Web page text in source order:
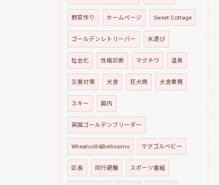
野菜作り ホームページ Sweet Cottage
ゴールデンレトリーバー 水遊び
社会化 性格診断 マグチワ 温泉
災害対策 犬舎 狂犬病 犬舎業務
スキー 国内
英国ゴールデンブリーダー
Wheatcolli&Bellissimo マグゴルベビー
区長 同行避難 スポーツ番組